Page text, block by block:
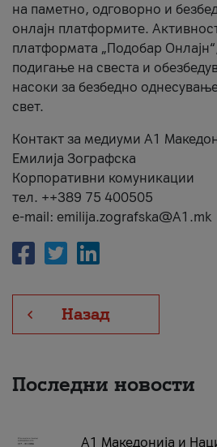
на паметно, одговорно и
онлајн платформите.
платформата „Подобар
подигање на свеста и
насоки за безбедно
свет.
Контакт за медиуми А1
Емилија Зографска
Корпоративни комуникации
тел. ++389 75 400505
e-mail: emilija.zografska@A1.mk
Назад
Последни новости
А1 Македонија и